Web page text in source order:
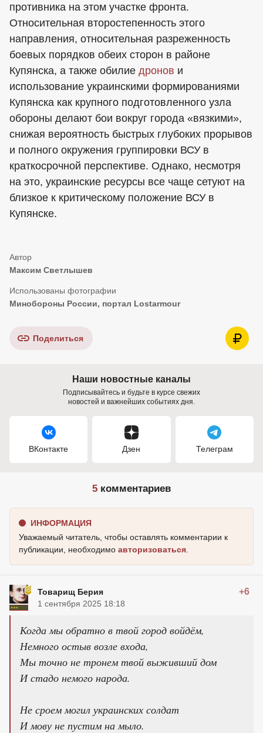
противника на этом участке фронта.
Относительная второстепенность этого
направления, относительная разреженность
боевых порядков обеих сторон в районе
Купянска, а также обилие дронов и
использование украинскими формированиями
Купянска как крупного подготовленного узла
обороны делают бои вокруг города «вязкими»,
снижая вероятность быстрых глубоких прорывов
и полного окружения группировки ВСУ в
краткосрочной перспективе. Однако, несмотря
на это, украинские ресурсы все чаще сетуют на
близкое к критическому положение ВСУ в
Купянске.
Максим Светлышев
Минобороны России, портал Lostarmour
Поделиться
Наши новостные каналы
Подписывайтесь и будьте в курсе свежих
новостей и важнейших событиях дня.
ВКонтакте Дзен Телеграм
5 комментариев
ИНФОРМАЦИЯ
Уважаемый читатель, чтобы оставлять комментарии к
публикации, необходимо авторизоваться
Товарищ Берия +6
1 сентября 2025 18:18
Когда мы обратно в твой город войдём,
Немного остыв возле входа,
Мы точно не тронем твой выживший дом
И стадо немого народа.
Не сроем могил украинских солдат
И мову не пустим на мыло.